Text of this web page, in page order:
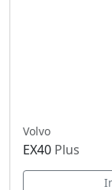
Volvo
EX40 Plus